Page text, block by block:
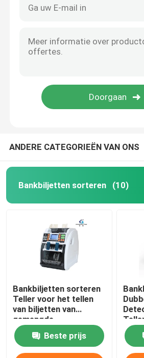
ANDERE CATEGORIEËN VAN ONS
Bankbiljetten sorteren (10)
Bankbiljetten sorteren
Teller voor het tellen
van biljetten van
gemengde
denominaties
Beste prijs